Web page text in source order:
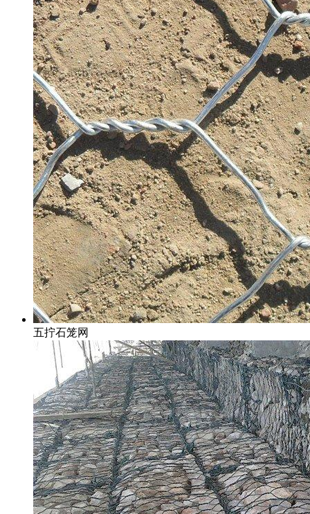
五拧石笼网